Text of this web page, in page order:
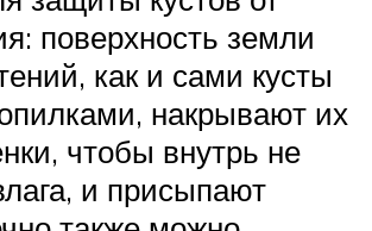
поверхность земли
как и сами кусты
накрывают их
чтобы внутрь не
и присыпают